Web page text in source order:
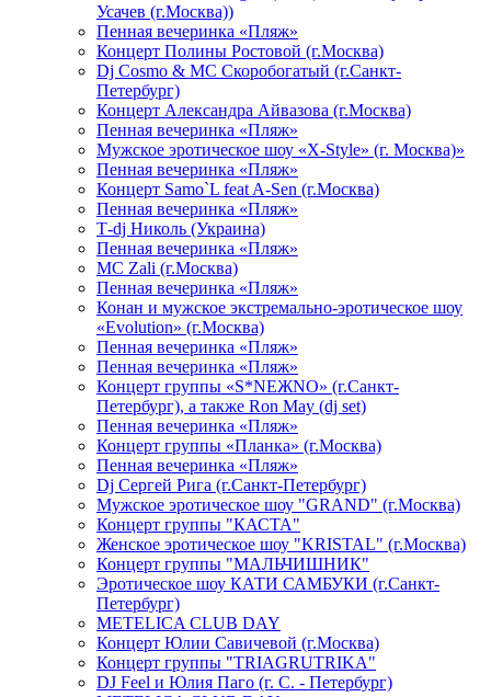
Усачев (г.Москва))
Пенная вечеринка «Пляж»
Концерт Полины Ростовой (г.Москва)
Dj Cosmo & МС Скоробогатый (г.Санкт-
Петербург)
Концерт Александра Айвазова (г.Москва)
Пенная вечеринка «Пляж»
Мужское эротическое шоу «X-Style» (г. Москва)»
Пенная вечеринка «Пляж»
Концерт Samo`L feat A-Sen (г.Москва)
Пенная вечеринка «Пляж»
Т-dj Николь (Украина)
Пенная вечеринка «Пляж»
МС Zali (г.Москва)
Пенная вечеринка «Пляж»
Конан и мужское экстремально-эротическое шоу
«Evolution» (г.Москва)
Пенная вечеринка «Пляж»
Пенная вечеринка «Пляж»
Концерт группы «S*NEЖNO» (г.Санкт-
Петербург), а также Ron May (dj set)
Пенная вечеринка «Пляж»
Концерт группы «Планка» (г.Москва)
Пенная вечеринка «Пляж»
Dj Сергей Рига (г.Санкт-Петербург)
Мужское эротическое шоу "GRAND" (г.Москва)
Концерт группы "КАСТА"
Женское эротическое шоу "KRISTAL" (г.Москва)
Концерт группы "МАЛЬЧИШНИК"
Эротическое шоу КАТИ САМБУКИ (г.Санкт-
Петербург)
METELICA CLUB DAY
Концерт Юлии Савичевой (г.Москва)
Концерт группы "TRIAGRUTRIKA"
DJ Feel и Юлия Паго (г. С. - Петербург)